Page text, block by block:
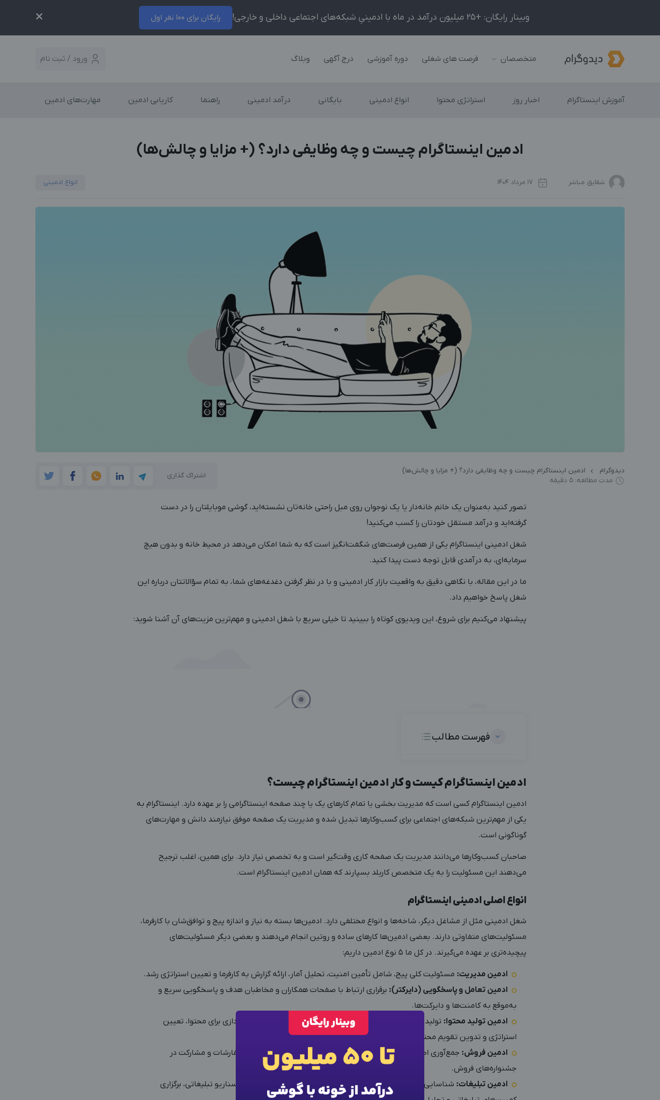
وبینار رایگان: +25 میلیون درآمد در ماه با ادمینیِ شبکه‌های اجتماعی داخلی و خارجی! رایگان برای 100 نفر اول ×
متخصصان فرصت های شغلی دوره آموزشی درج آگهی وبلاگ ورود / ثبت نام
آموزش اینستاگرام اخبار روز استراتژی محتوا انواع ادمینی بایگانی درآمد ادمینی راهنما کاریابی ادمین مهارت‌های ادمین
ادمین اینستاگرام چیست و چه وظایفی دارد؟ (+ مزایا و چالش‌ها)
شقایق مباشر 17 مرداد 1404 انواع ادمینی
دیدوگرام
ادمین اینستاگرام چیست و چه وظایفی دارد؟ (+ مزایا و چالش‌ها)
مدت مطالعه: ۵ دقیقه
اشتراک گذاری
تصور کنید به‌عنوان یک خانم‌ خانه‌دار یا یک نوجوان روی مبل راحتی خانه‌تان نشسته‌اید، گوشی موبایلتان را در دست
گرفته‌اید و درآمد مستقل خودتان را کسب می‌کنید!
شغل ادمینی اینستاگرام یکی از همین فرصت‌های شگفت‌انگیز است که به شما امکان می‌دهد در محیط خانه و بدون هیچ
سرمایه‌ای، به درآمدی قابل توجه دست پیدا کنید.
ما در این مقاله، با نگاهی دقیق به واقعیت بازار کار ادمینی و با در نظر گرفتن دغدغه‌های شما، به تمام سؤالاتتان درباره این
شغل پاسخ خواهیم داد.
پیشنهاد می‌کنیم برای شروع، این ویدیوی کوتاه را ببینید تا خیلی سریع با شغل ادمینی و مهم‌ترین مزیت‌های آن آشنا شوید:
فهرست مطالب
ادمین اینستاگرام کیست و کار ادمین اینستاگرام چیست؟
ادمین اینستاگرام کسی است که مدیریت بخشی یا تمام کارهای یک یا چند صفحه اینستاگرامی را بر عهده دارد. اینستاگرام به
یکی از مهم‌ترین شبکه‌های اجتماعی برای کسب‌وکارها تبدیل شده و مدیریت یک صفحه موفق نیازمند دانش و مهارت‌های
گوناگونی است.
صاحبان کسب‌وکارها می‌دانند مدیریت یک صفحه کاری وقت‌گیر است و به تخصص نیاز دارد. برای همین، اغلب ترجیح
می‌دهند این مسئولیت را به یک متخصص کاربلد بسپارند که همان ادمین اینستاگرام است.
انواع اصلی ادمینی اینستاگرام
شغل ادمینی مثل از مشاغل دیگر، شاخه‌ها و انواع مختلفی دارد. ادمین‌ها بسته به نیاز و اندازه پیج و توافق‌شان با کارفرما،
مسئولیت‌های متفاوتی دارند. بعضی ادمین‌ها کارهای ساده و روتین انجام می‌دهند و بعضی دیگر مسئولیت‌های
پیچیده‌تری بر عهده می‌گیرند. در کل ما ۵ نوع ادمین داریم:
ادمین مدیریت: مسئولیت کلی پیج، شامل تأمین امنیت، تحلیل آمار، ارائه گزارش به کارفرما و تعیین استراتژی رشد.
ادمین تعامل و پاسخگویی (دایرکتر): برقراری ارتباط با صفحات همکاران و مخاطبان هدف و پاسخگویی سریع و
به‌موقع به کامنت‌ها و دایرکت‌ها.
ادمین تولید محتوا: تولید و تدوین محتوای بصری (عکس، فیلم، ریلز، استوری)، ایده‌پردازی برای محتوا، تعیین
استراتژی و تدوین تقویم محتوایی.
ادمین فروش: جمع‌آوری اطلاعات مشتریان، پاسخ به دغدغه‌ها و نیازها، رسیدگی به سفارشات و مشارکت در
جشنواره‌های فروش.
ادمین تبلیغات: شناسایی مخاطبان هدف، انتخاب پیج‌های تبلیغاتی مناسب، تدوین سناریو تبلیغاتی، برگزاری
ورود به حساب کاربری
شماره موبایل خود را وارد کنید
بعد از ثبت شماره کد برای شما پیامک خواهد شد